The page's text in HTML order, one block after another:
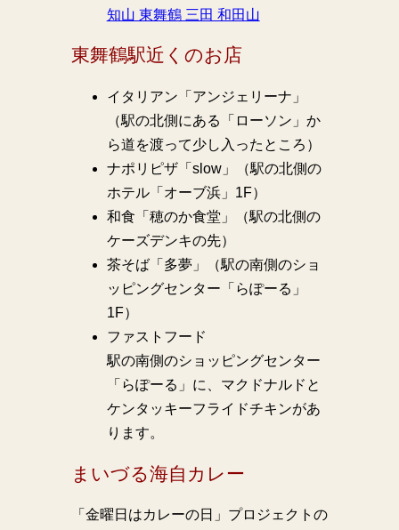
知山 東舞鶴 三田 和田山
東舞鶴駅近くのお店
イタリアン「アンジェリーナ」
（駅の北側にある「ローソン」か
ら道を渡って少し入ったところ）
ナポリピザ「slow」（駅の北側の
ホテル「オーブ浜」1F）
和食「穂のか食堂」（駅の北側の
ケーズデンキの先）
茶そば「多夢」（駅の南側のショ
ッピングセンター「らぽーる」
1F）
ファストフード
駅の南側のショッピングセンター
「らぽーる」に、マクドナルドと
ケンタッキーフライドチキンがあ
ります。
まいづる海自カレー
「金曜日はカレーの日」プロジェクトの